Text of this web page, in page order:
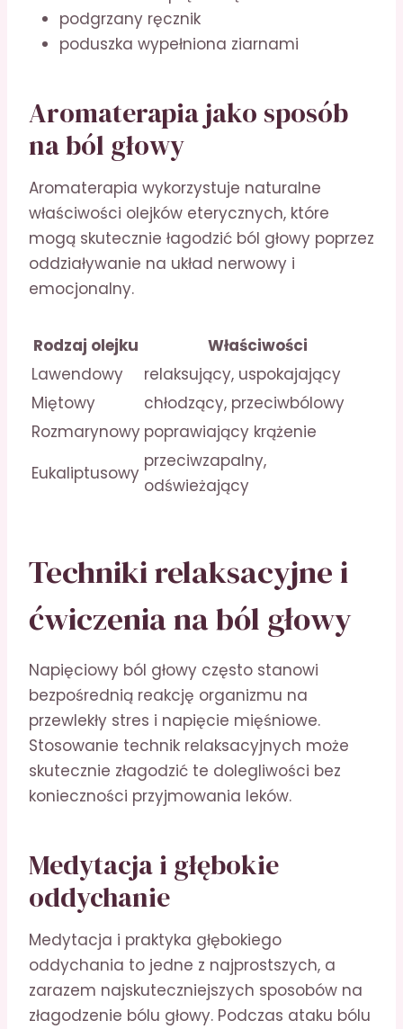
podgrzany ręcznik
poduszka wypełniona ziarnami
Aromaterapia jako sposób
na ból głowy
Aromaterapia wykorzystuje naturalne
właściwości olejków eterycznych, które
mogą skutecznie łagodzić ból głowy poprzez
oddziaływanie na układ nerwowy i
emocjonalny.
Rodzaj olejku
Właściwości
Lawendowy
relaksujący, uspokajający
Miętowy
chłodzący, przeciwbólowy
Rozmarynowy poprawiający krążenie
Eukaliptusowy
przeciwzapalny,
odświeżający
Techniki relaksacyjne i
ćwiczenia na ból głowy
Napięciowy ból głowy często stanowi
bezpośrednią reakcję organizmu na
przewlekły stres i napięcie mięśniowe.
Stosowanie technik relaksacyjnych może
skutecznie złagodzić te dolegliwości bez
konieczności przyjmowania leków.
Medytacja i głębokie
oddychanie
Medytacja i praktyka głębokiego
oddychania to jedne z najprostszych, a
zarazem najskuteczniejszych sposobów na
złagodzenie bólu głowy. Podczas ataku bólu